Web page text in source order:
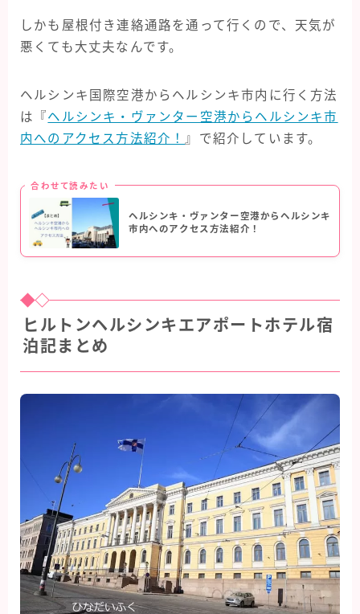
しかも屋根付き連絡通路を通って行くので、天気が
悪くても大丈夫なんです。
ヘルシンキ国際空港からヘルシンキ市内に行く方法
は『ヘルシンキ・ヴァンター空港からヘルシンキ市
内へのアクセス方法紹介！
』で紹介しています。
合わせて読みたい
ヘルシンキ・ヴァンター空港からヘルシンキ
市内へのアクセス方法紹介！
ヒルトンヘルシンキエアポートホテル宿
泊記まとめ